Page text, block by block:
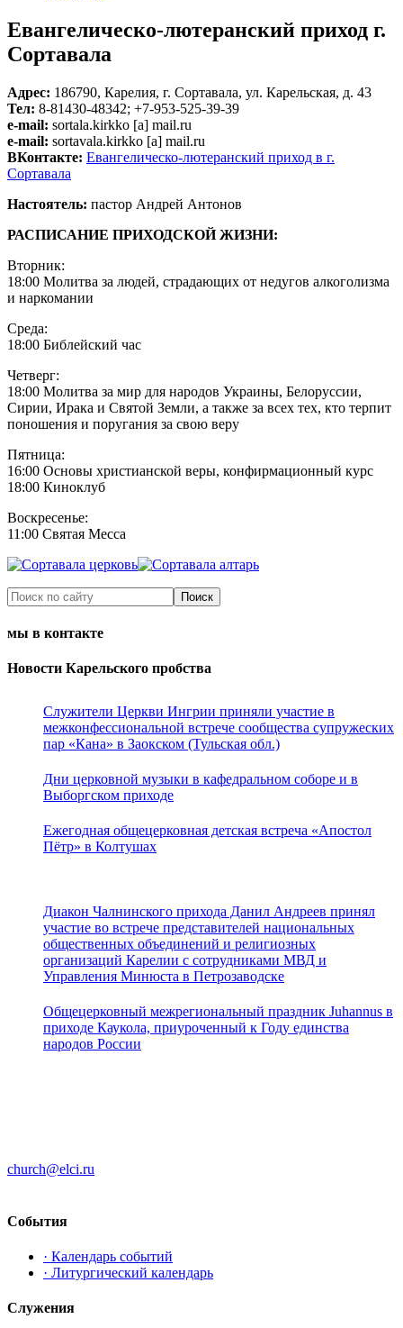
Евангелическо-лютеранский приход г.
Сортавала
Адрес: 186790, Карелия, г. Сортавала, ул. Карельская, д. 43
Тел: 8-81430-48342; +7-953-525-39-39
e-mail: sortala.kirkko [a] mail.ru
e-mail: sortavala.kirkko [a] mail.ru
ВКонтакте: Евангелическо-лютеранский приход в г.
Сортавала
Настоятель: пастор Андрей Антонов
РАСПИСАНИЕ ПРИХОДСКОЙ ЖИЗНИ:
Вторник:
18:00 Молитва за людей, страдающих от недугов алкоголизма
и наркомании
Среда:
18:00 Библейский час
Четверг:
18:00 Молитва за мир для народов Украины, Белоруссии,
Сирии, Ирака и Святой Земли, а также за всех тех, кто терпит
поношения и поругания за свою веру
Пятница:
16:00 Основы христианской веры, конфирмационный курс
18:00 Киноклуб
Воскресенье:
11:00 Святая Месса
мы в контакте
Новости Карельского пробства
Служители Церкви Ингрии приняли участие в
межконфессиональной встрече сообщества супружеских
пар «Кана» в Заокском (Тульская обл.)
Дни церковной музыки в кафедральном соборе и в
Выборгском приходе
Ежегодная общецерковная детская встреча «Апостол
Пётр» в Колтушах
Диакон Чалнинского прихода Данил Андреев принял
участие во встрече представителей национальных
общественных объединений и религиозных
организаций Карелии с сотрудниками МВД и
Управления Минюста в Петрозаводске
Общецерковный межрегиональный праздник Juhannus в
приходе Каукола, приуроченный к Году единства
народов России
church@elci.ru
События
· Календарь событий
· Литургический календарь
Служения